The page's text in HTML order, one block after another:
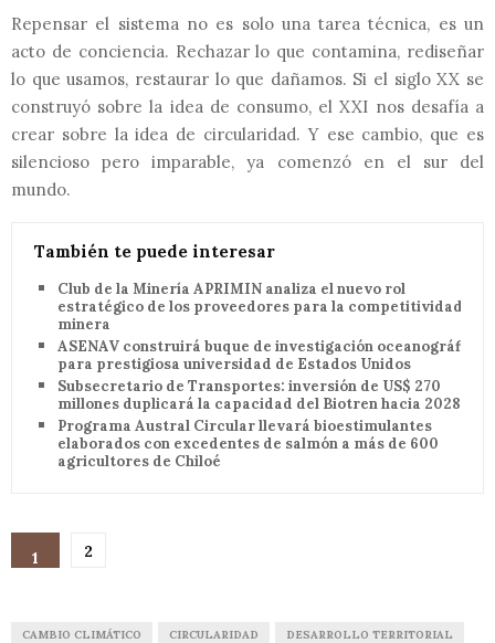
Repensar el sistema no es solo una tarea técnica, es un
acto de conciencia. Rechazar lo que contamina, rediseñar
lo que usamos, restaurar lo que dañamos. Si el siglo XX se
construyó sobre la idea de consumo, el XXI nos desafía a
crear sobre la idea de circularidad. Y ese cambio, que es
silencioso pero imparable, ya comenzó en el sur del
mundo.
También te puede interesar
Club de la Minería APRIMIN analiza el nuevo rol
estratégico de los proveedores para la competitividad
minera
ASENAV construirá buque de investigación oceanográfica
para prestigiosa universidad de Estados Unidos
Subsecretario de Transportes: inversión de US$ 270
millones duplicará la capacidad del Biotren hacia 2028
Programa Austral Circular llevará bioestimulantes
elaborados con excedentes de salmón a más de 600
agricultores de Chiloé
1 2
CAMBIO CLIMÁTICO CIRCULARIDAD DESARROLLO TERRITORIAL